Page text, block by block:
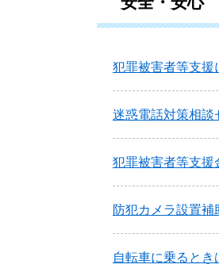
犯罪被害者等支援
迷惑電話対策相談
犯罪被害者等支援
防犯カメラ設置補
自転車に乗るとき